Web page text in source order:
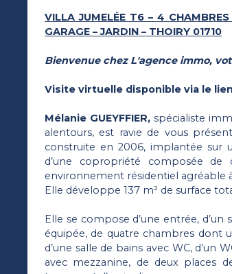
VILLA JUMELÉE T6 – 4
GARAGE – JARDIN – THOIRY 01710
Bienvenue chez L'agence immo,
Visite virtuelle disponible via le
Mélanie GUEYFFIER, spécialiste
alentours, est ravie de vous
construite en 2006, implantée sur
d’une copropriété composée de
environnement résidentiel agréable
Elle développe 137 m² de surface
Elle se compose d’une entrée, d’un
équipée, de quatre chambres dont
d’une salle de bains avec WC, d’un
avec mezzanine, de deux places